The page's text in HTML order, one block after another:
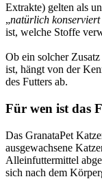
Extrakte) gelten als
„natürlich
ist, welche Stoffe
Ob ein solcher
ist, hängt von der
des Futters ab.
Für wen ist das
Das GranataPet
ausgewachsene
Alleinfuttermittel
sich nach dem